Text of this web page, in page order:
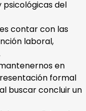
del
contar con las
laboral,
en
formal
buscar concluir un